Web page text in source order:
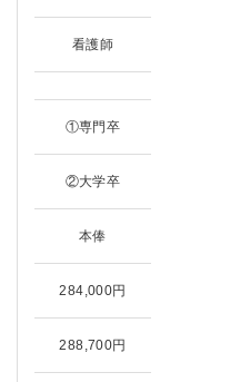
看護師
①専門卒
②大学卒
本俸
284,000円
288,700円